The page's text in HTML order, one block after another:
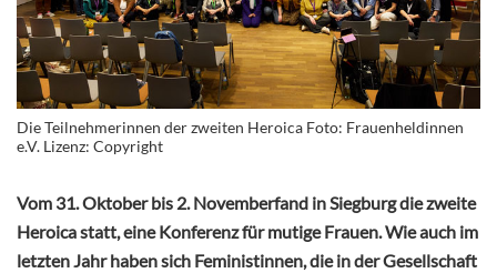
Die Teilnehmerinnen der zweiten Heroica Foto: Frauenheldinnen
e.V. Lizenz: Copyright
Vom 31. Oktober bis 2. Novemberfand in Siegburg die zweite
Heroica statt, eine Konferenz für mutige Frauen. Wie auch im
letzten Jahr haben sich Feministinnen, die in der Gesellschaft